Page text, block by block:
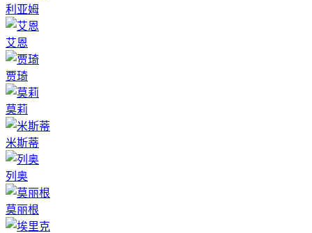
利亚姆
艾恩
贾琦
莫莉
米斯蒂
列奥
莫丽根